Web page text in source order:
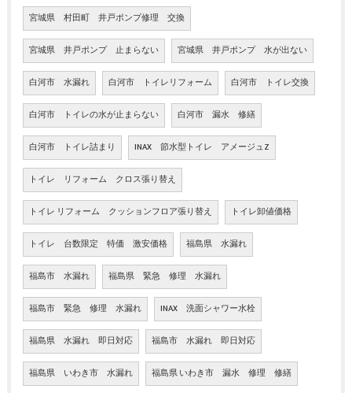
宮城県 村田町 井戸ポンプ修理 交換
宮城県 井戸ポンプ 止まらない 宮城県 井戸ポンプ 水が出ない
白河市 水漏れ 白河市 トイレリフォーム 白河市 トイレ交換
白河市 トイレの水が止まらない 白河市 漏水 修繕
白河市 トイレ詰まり INAX 節水型トイレ アメージュZ
トイレ リフォーム クロス張り替え
トイレ リフォーム クッションフロア張り替え トイレ卸値価格
トイレ 台数限定 特価 激安価格 福島県 水漏れ
福島市 水漏れ 福島県 緊急 修理 水漏れ
福島市 緊急 修理 水漏れ INAX 洗面シャワー水栓
福島県 水漏れ 即日対応 福島市 水漏れ 即日対応
福島県 いわき市 水漏れ 福島県 いわき市 漏水 修理 修繕